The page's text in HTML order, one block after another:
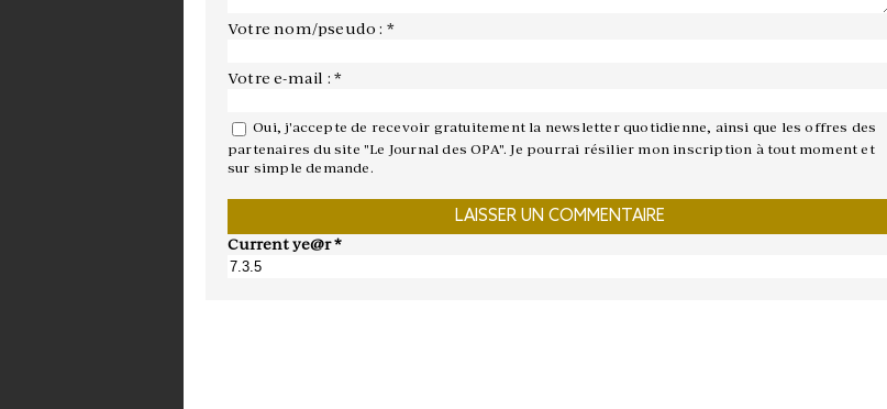
Votre nom/pseudo : *
Votre e-mail : *
Oui, j'accepte de recevoir gratuitement la newsletter quotidienne, ainsi que les offres des
partenaires du site "Le Journal des OPA". Je pourrai résilier mon inscription à tout moment et
sur simple demande.
Current ye@r*